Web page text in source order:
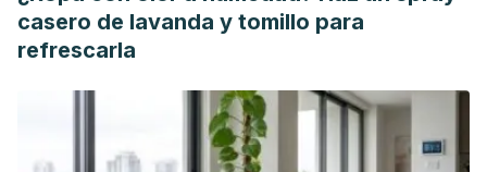
Ihnatowicz, P., Drywien, M., & Wator, P. (2020).
Annals of
Agricultural and Environmental Medicine,
and-dietary-management-of-Hashimoto-s-
thyroiditis,112331,0,2.html
Köhlre, J. (2015). Selenium and the thyroid.
Current Opinion
casero de lavanda y tomillo para
refrescarla